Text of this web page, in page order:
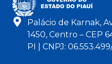
Palácio de Karnak,
1450, Centro – CEP
PI | CNPJ: